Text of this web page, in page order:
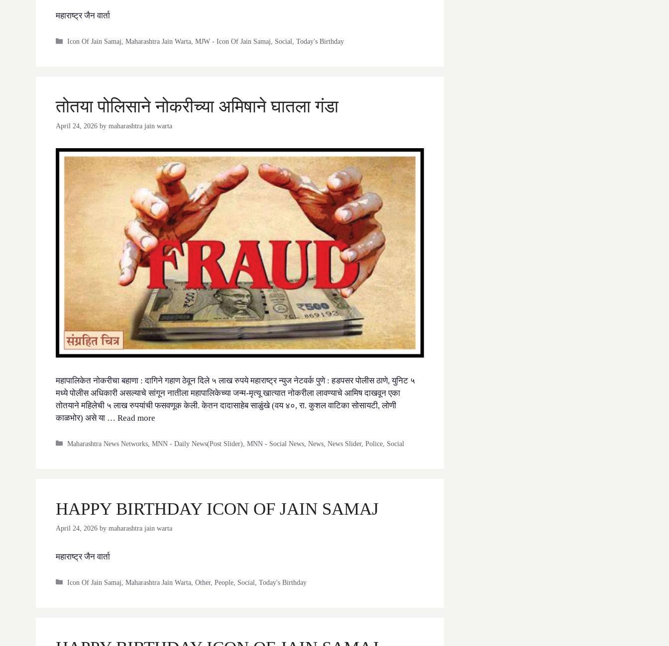
महाराष्ट्र जैन वार्ता
Categories
Icon Of Jain Samaj ,Maharashtra Jain Warta ,MJW - Icon Of Jain Samaj Social ,Today's Birthday
तोतया पोलिसाने नोकरीच्या अमिषाने घातला गंडा
April 24, 2026 by maharashtra jain warta
महापालिकेत नोकरीचा बहाणा : दागिने गहाण ठेवून दिले ५ लाख रुपये महाराष्ट्र न्युज नेटवर्क पुणे : हडपसर पोलीस ठाणे, युनिट ५
मध्ये पोलीस अधिकारी असल्याचे सांगून नातीला महापालिकेच्या जन्म-मृत्यू खात्यात नोकरीला लावण्याचे आमिष दाखवून एका
तोतयाने महिलेची ५ लाख रुपयांची फसवणूक केली. केतन दादासाहेब साळुंखे (वय ४०, रा. कुशल वाटिका सोसायटी, लोणी
काळभोर) असे या … Read more
Categories
Maharashtra News Networks ,MNN - Daily News(Post Slider) ,MNN - Social News ,News ,News Slider,Police Social
HAPPY BIRTHDAY ICON OF JAIN SAMAJ
April 24, 2026 by maharashtra jain warta
महाराष्ट्र जैन वार्ता
Categories
Icon Of Jain Samaj ,Maharashtra Jain Warta ,Other,People Social ,Today's Birthday